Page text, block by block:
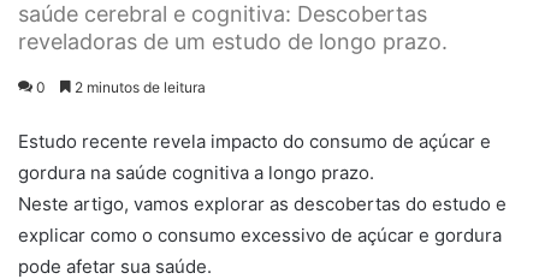
saúde cerebral e cognitiva: Descobertas
reveladoras de um estudo de longo prazo.
0 2 minutos de leitura
Estudo recente revela impacto do consumo de açúcar e
gordura na saúde cognitiva a longo prazo.
Neste artigo, vamos explorar as descobertas do estudo e
explicar como o consumo excessivo de açúcar e gordura
pode afetar sua saúde.